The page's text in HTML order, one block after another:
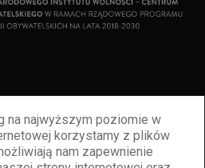
na najwyższym poziomie w
korzystamy z plików
nam zapewnienie